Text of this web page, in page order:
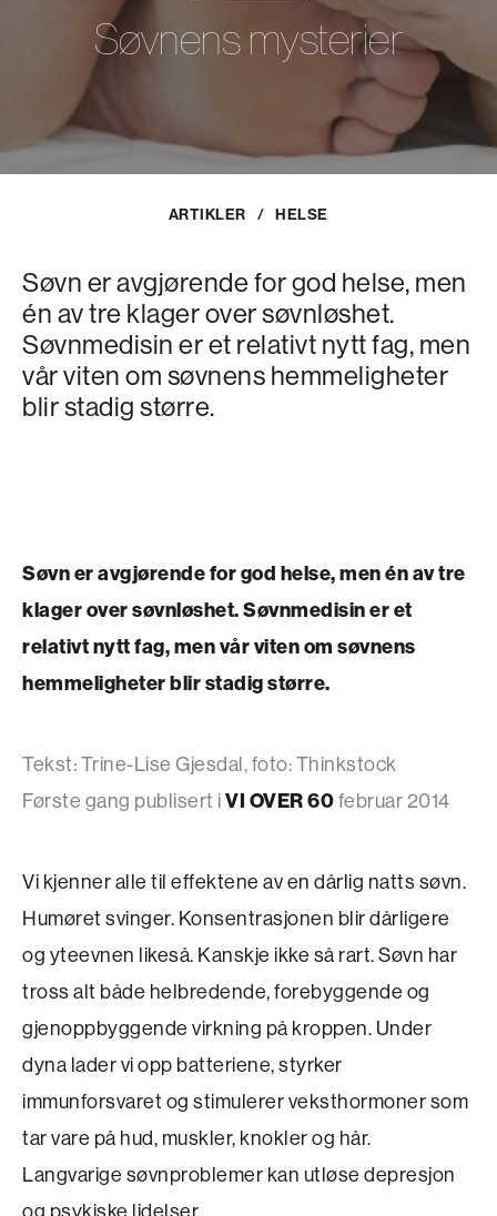
Søvnens mysterier
ARTIKLER / HELSE
Søvn er avgjørende for god helse, men
én av tre klager over søvnløshet.
Søvnmedisin er et relativt nytt fag, men
vår viten om søvnens hemmeligheter
blir stadig større.
Søvn er avgjørende for god helse, men én av tre
klager over søvnløshet. Søvnmedisin er et
relativt nytt fag, men vår viten om søvnens
hemmeligheter blir stadig større.
Tekst: Trine-Lise Gjesdal, foto: Thinkstock
Første gang publisert i VI OVER 60 februar 2014
Vi kjenner alle til effektene av en dårlig natts søvn.
Humøret svinger. Konsentrasjonen blir dårligere
og yteevnen likeså. Kanskje ikke så rart. Søvn har
tross alt både helbredende, forebyggende og
gjenoppbyggende virkning på kroppen. Under
dyna lader vi opp batteriene, styrker
immunforsvaret og stimulerer veksthormoner som
tar vare på hud, muskler, knokler og hår.
Langvarige søvnproblemer kan utløse depresjon
og psykiske lidelser.